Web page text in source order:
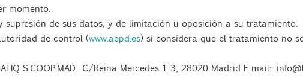
momento.
de sus datos, y de limitación u oposición a su tratamiento.
de control (www.aepd.es) si considera que el tratamiento no
S.COOP.MAD. C/Reina Mercedes 1-3, 28020 Madrid E-mail: